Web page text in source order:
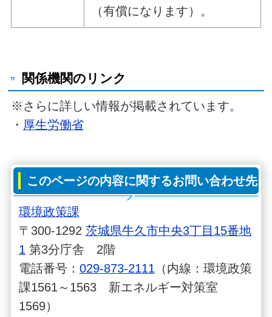
（有償になります）。
関係機関のリンク
※さらに詳しい情報が掲載されています。
・ 厚生労働省
このページの内容に関するお問い合わせ先
環境政策課
〒300-1292 茨城県牛久市中央3丁目15番地
1 第3分庁舎 2階
電話番号： 029-873-2111 （内線：環境政策
課1561～1563 新エネルギー対策室
1569）